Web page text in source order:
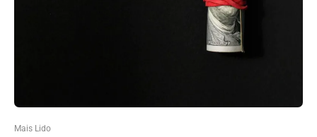
Mais Lido